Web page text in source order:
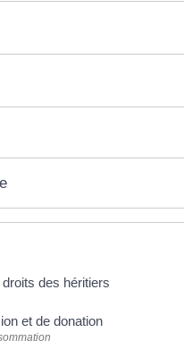
des héritiers
et de donation